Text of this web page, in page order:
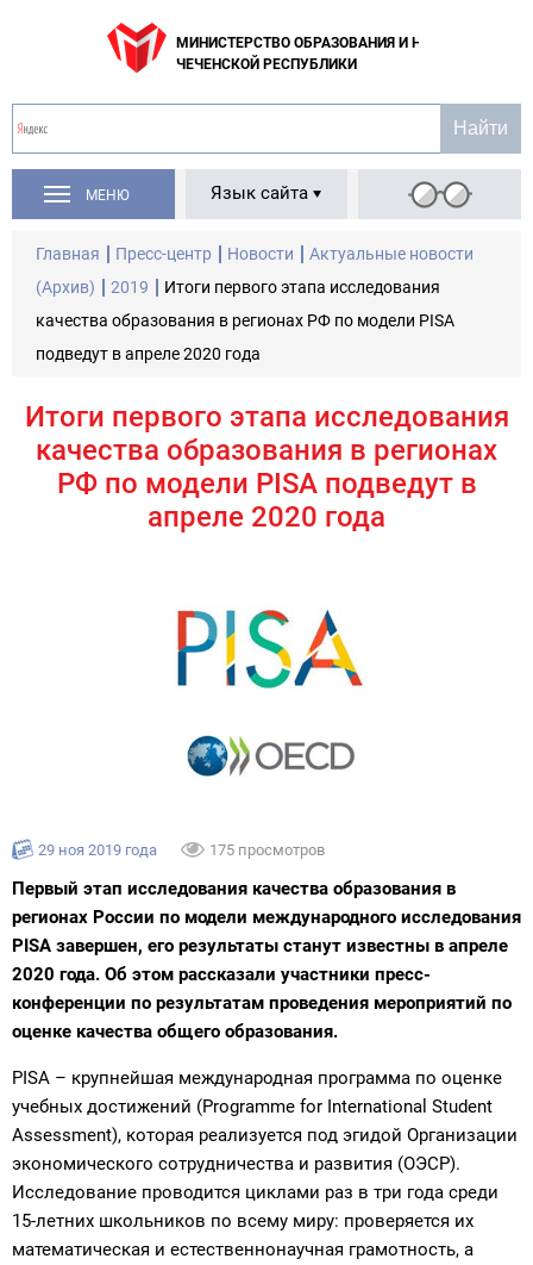
МИНИСТЕРСТВО ОБРАЗОВАНИЯ И НАУКИ
ЧЕЧЕНСКОЙ РЕСПУБЛИКИ
МЕНЮ Язык сайта
Главная Пресс-центр Новости
Актуальные новости
(Архив)
2019
Итоги первого этапа исследования
качества образования в регионах РФ по модели PISA
подведут в апреле 2020 года
Итоги первого этапа исследования
качества образования в регионах
РФ по модели PISA подведут в
апреле 2020 года
29 ноя 2019 года 175 просмотров
Первый этап исследования качества образования в
регионах России по модели международного исследования
PISA завершен, его результаты станут известны в апреле
2020 года. Об этом рассказали участники пресс-
конференции по результатам проведения мероприятий по
оценке качества общего образования.
PISA – крупнейшая международная программа по оценке
учебных достижений (Programme for International Student
Assessment), которая реализуется под эгидой Организации
экономического сотрудничества и развития (ОЭСР).
Исследование проводится циклами раз в три года среди
15-летних школьников по всему миру: проверяется их
математическая и естественнонаучная грамотность, а